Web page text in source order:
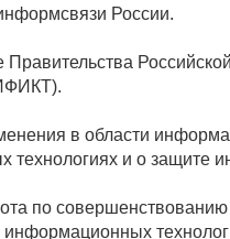
России.
в области
и о защите
по